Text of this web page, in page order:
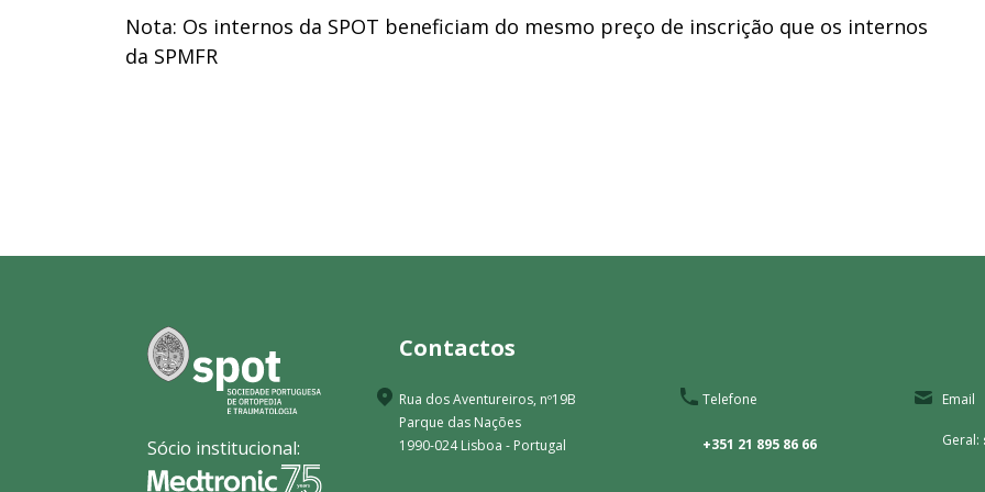
Nota: Os internos da SPOT beneficiam do mesmo preço de inscrição que os internos
da SPMFR
Sócio institucional:
Contactos
Rua dos Aventureiros, nº19B
Parque das Nações
1990-024 Lisboa - Portugal
Telefone
+351 21 895 86 66
Email
Geral: